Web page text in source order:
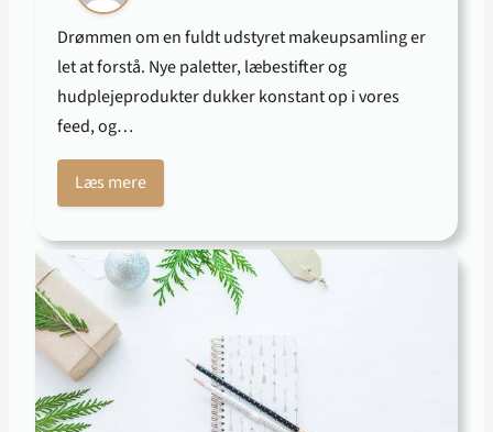
Drømmen om en fuldt udstyret makeupsamling er
let at forstå. Nye paletter, læbestifter og
hudplejeprodukter dukker konstant op i vores
feed, og…
Læs mere